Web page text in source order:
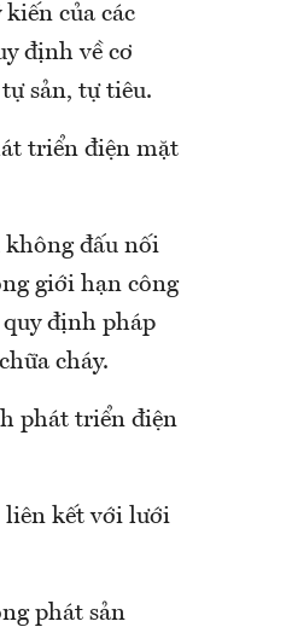
của các
định về cơ
sản, tự tiêu.
triển điện mặt
đấu nối
giới hạn công
định pháp
cháy.
phát triển điện
liên kết với lưới
phát sản